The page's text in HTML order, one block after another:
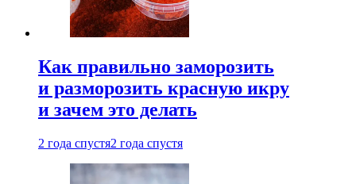
Как правильно заморозить
и разморозить красную икру
и зачем это делать
2 года спустя2 года спустя